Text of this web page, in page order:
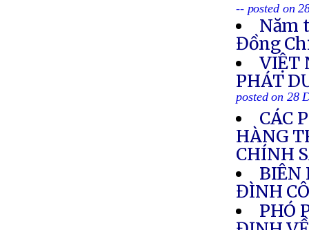
-- posted on
Năm
Đồng
VIỆT
PHÁT
posted on 28
CÁC
HÀNG
CHÍNH
BIÊN
ĐÌNH
PHÓ